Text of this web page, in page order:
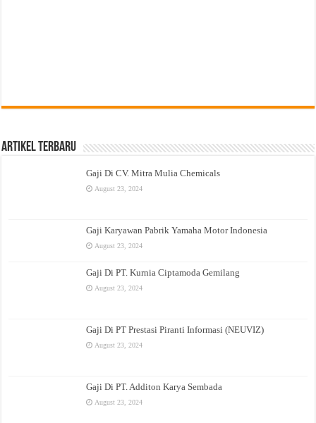
Artikel Terbaru
Gaji Di CV. Mitra Mulia Chemicals
August 23, 2024
Gaji Karyawan Pabrik Yamaha Motor Indonesia
August 23, 2024
Gaji Di PT. Kurnia Ciptamoda Gemilang
August 23, 2024
Gaji Di PT Prestasi Piranti Informasi (NEUVIZ)
August 23, 2024
Gaji Di PT. Additon Karya Sembada
August 23, 2024